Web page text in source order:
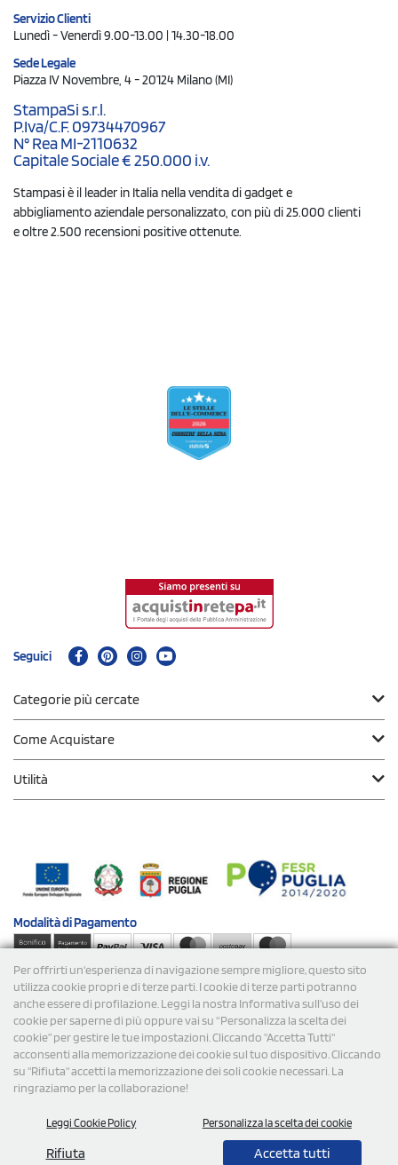
Per offrirti un'esperienza di navigazione sempre migliore, questo sito
utilizza cookie propri e di terze parti. I cookie di terze parti potranno
anche essere di profilazione. Leggi la nostra Informativa sull’uso dei
cookie per saperne di più oppure vai su “Personalizza la scelta dei
cookie” per gestire le tue impostazioni. Cliccando "Accetta Tutti"
acconsenti alla memorizzazione dei cookie sul tuo dispositivo. Cliccando
su "Rifiuta" accetti la memorizzazione dei soli cookie necessari. La
ringraziamo per la collaborazione!
Leggi Cookie Policy Personalizza la scelta dei cookie
Rifiuta Accetta tutti
Servizio Clienti
Lunedì - Venerdì 9.00-13.00 | 14.30-18.00
Sede Legale
Piazza IV Novembre, 4 - 20124 Milano (MI)
StampaSi s.r.l.
P.Iva/C.F. 09734470967
N° Rea MI-2110632
Capitale Sociale € 250.000 i.v.
Stampasi è il leader in Italia nella vendita di gadget e
abbigliamento aziendale personalizzato, con più di 25.000 clienti
e oltre 2.500 recensioni positive ottenute.
Seguici
Categorie più cercate
Come Acquistare
Utilità
Modalità diPagamento
Spedizioni
P.Iva/C.F. 09734470967 - N° Rea MI-2110632